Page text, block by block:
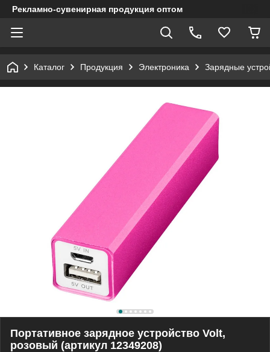
Рекламно-сувенирная продукция оптом
Каталог Продукция Электроника Зарядные
Портативное зарядное устройство Volt,
розовый (артикул 12349208)